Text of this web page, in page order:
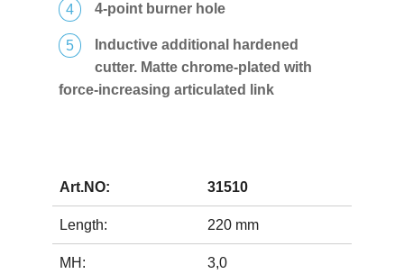
4-point burner hole
Inductive additional hardened
cutter. Matte chrome-plated with
force-increasing articulated link
Art.NO: 31510
Length: 220 mm
MH: 3,0